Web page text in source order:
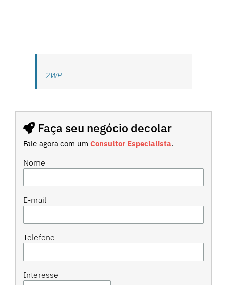
2WP
Faça seu negócio decolar
Fale agora com um Consultor Especialista.
Nome
E-mail
Telefone
Interesse